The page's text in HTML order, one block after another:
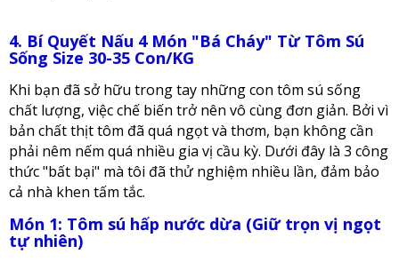
4. Bí Quyết Nấu 4 Món "Bá Cháy" Từ Tôm Sú
Sống Size 30-35 Con/KG
Khi bạn đã sở hữu trong tay những con tôm sú sống
chất lượng, việc chế biến trở nên vô cùng đơn giản. Bởi vì
bản chất thịt tôm đã quá ngọt và thơm, bạn không cần
phải nêm nếm quá nhiều gia vị cầu kỳ. Dưới đây là 3 công
thức "bất bại" mà tôi đã thử nghiệm nhiều lần, đảm bảo
cả nhà khen tấm tắc.
Món 1: Tôm sú hấp nước dừa (Giữ trọn vị ngọt
tự nhiên)